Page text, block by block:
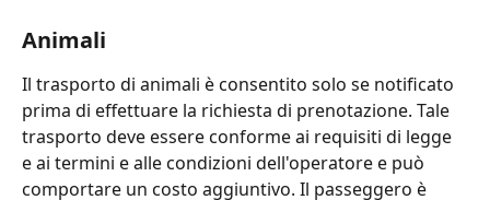
Animali
Il trasporto di animali è consentito solo se notificato
prima di effettuare la richiesta di prenotazione. Tale
trasporto deve essere conforme ai requisiti di legge
e ai termini e alle condizioni dell'operatore e può
comportare un costo aggiuntivo. Il passeggero è